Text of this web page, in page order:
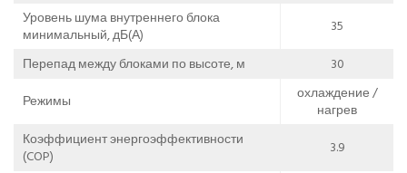
Уровень шума внутреннего блока
минимальный, дБ(А)
35
Перепад между блоками по высоте, м
30
Режимы
охлаждение /
нагрев
Коэффициент энергоэффективности
(COP)
3.9